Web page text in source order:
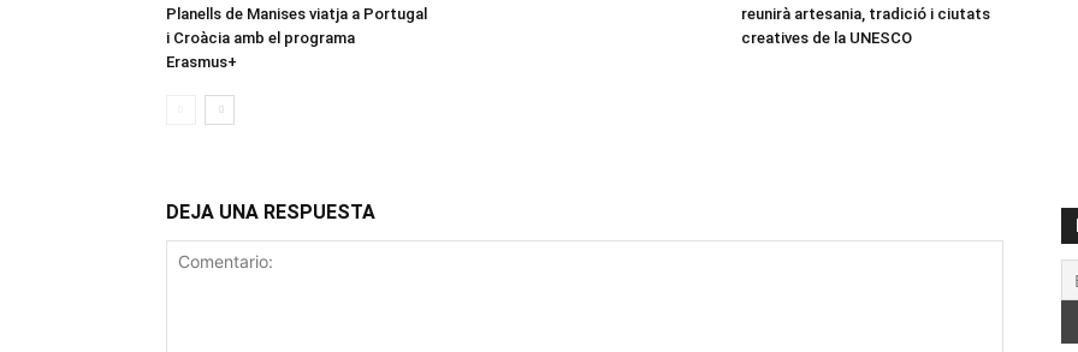
Planells de Manises viatja a Portugal
i Croàcia amb el programa
Erasmus+
reunirà artesania, tradició i ciutats
creatives de la UNESCO
DEJA UNA RESPUESTA